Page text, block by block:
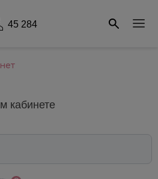
45 284
кабинете